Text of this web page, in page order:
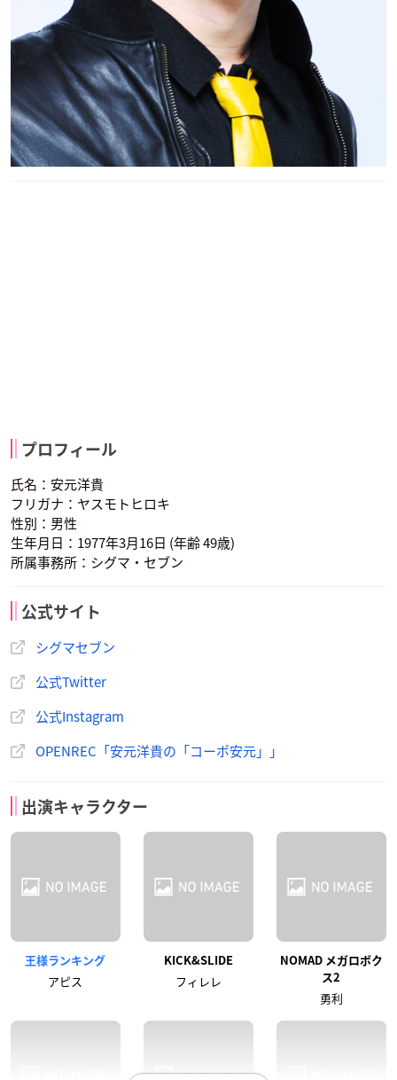
プロフィール
氏名：安元洋貴
フリガナ：ヤスモトヒロキ
性別：男性
生年月日：1977年3月16日 (年齢 49歳)
所属事務所：シグマ・セブン
公式サイト
シグマセブン
公式Twitter
公式Instagram
OPENREC「安元洋貴の「コーポ安元」」
出演キャラクター
王様ランキング
アピス
KICK&SLIDE
フィレレ
NOMAD メガロボク
ス2
勇利